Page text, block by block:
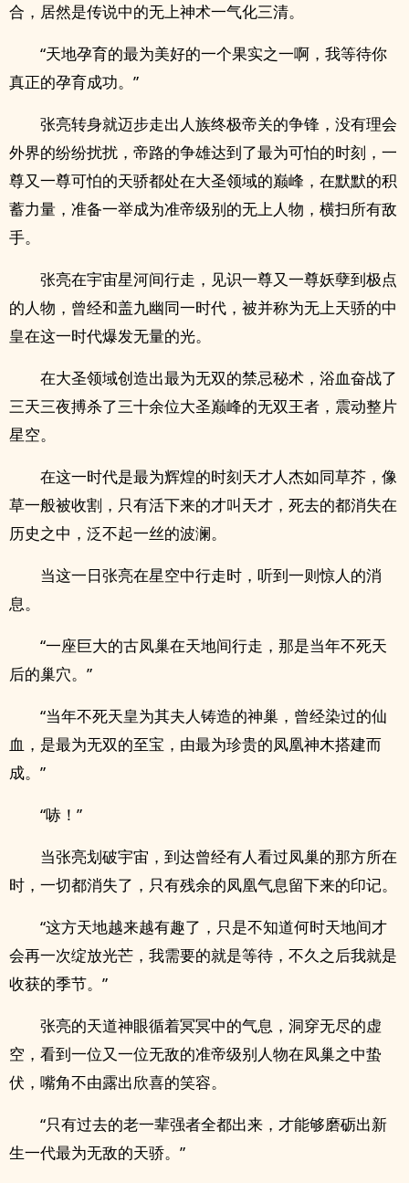
合，居然是传说中的无上神术一气化三清。
“天地孕育的最为美好的一个果实之一啊，我等待你
真正的孕育成功。”
张亮转身就迈步走出人族终极帝关的争锋，没有理会
外界的纷纷扰扰，帝路的争雄达到了最为可怕的时刻，一
尊又一尊可怕的天骄都处在大圣领域的巅峰，在默默的积
蓄力量，准备一举成为准帝级别的无上人物，横扫所有敌
手。
张亮在宇宙星河间行走，见识一尊又一尊妖孽到极点
的人物，曾经和盖九幽同一时代，被并称为无上天骄的中
皇在这一时代爆发无量的光。
在大圣领域创造出最为无双的禁忌秘术，浴血奋战了
三天三夜搏杀了三十余位大圣巅峰的无双王者，震动整片
星空。
在这一时代是最为辉煌的时刻天才人杰如同草芥，像
草一般被收割，只有活下来的才叫天才，死去的都消失在
历史之中，泛不起一丝的波澜。
当这一日张亮在星空中行走时，听到一则惊人的消
息。
“一座巨大的古凤巢在天地间行走，那是当年不死天
后的巢穴。”
“当年不死天皇为其夫人铸造的神巢，曾经染过的仙
血，是最为无双的至宝，由最为珍贵的凤凰神木搭建而
成。”
“哧！”
当张亮划破宇宙，到达曾经有人看过凤巢的那方所在
时，一切都消失了，只有残余的凤凰气息留下来的印记。
“这方天地越来越有趣了，只是不知道何时天地间才
会再一次绽放光芒，我需要的就是等待，不久之后我就是
收获的季节。”
张亮的天道神眼循着冥冥中的气息，洞穿无尽的虚
空，看到一位又一位无敌的准帝级别人物在凤巢之中蛰
伏，嘴角不由露出欣喜的笑容。
“只有过去的老一辈强者全都出来，才能够磨砺出新
生一代最为无敌的天骄。”